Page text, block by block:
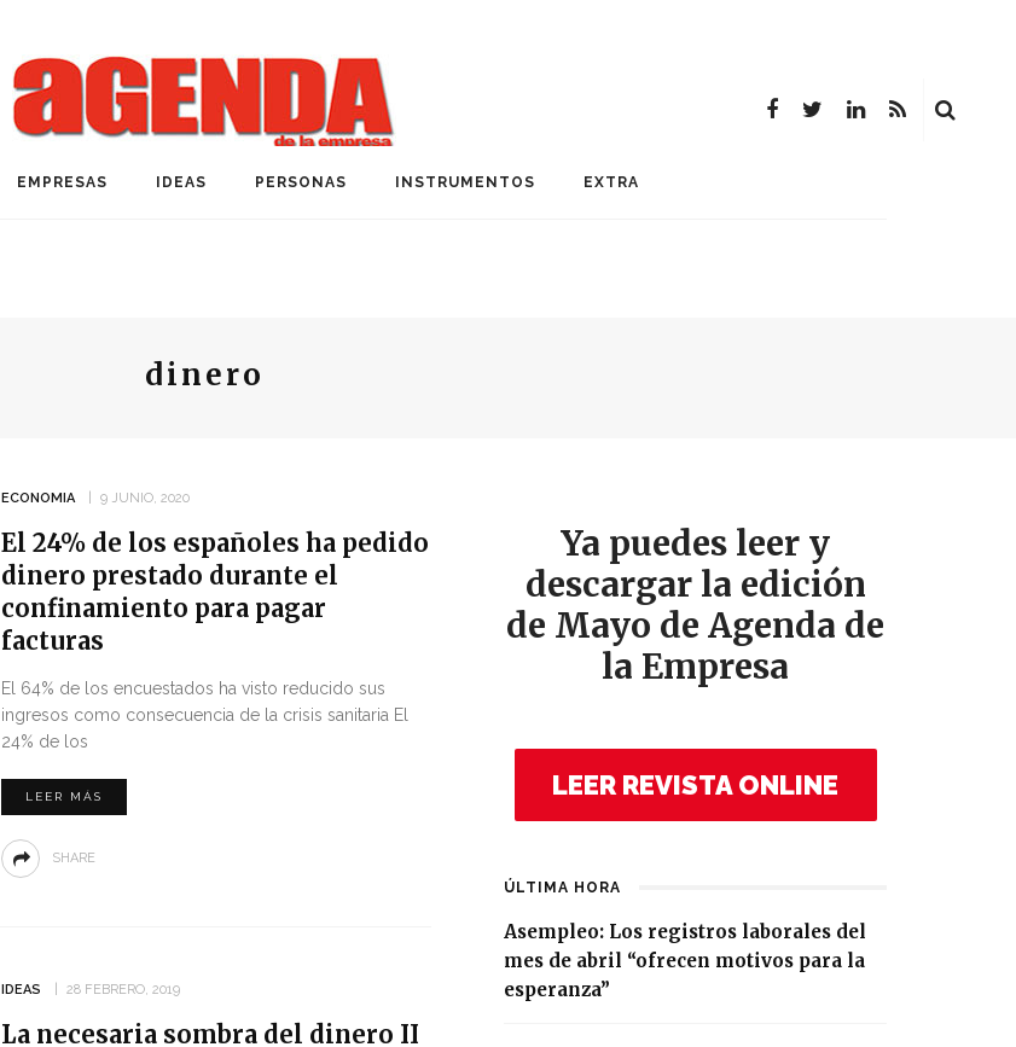
EMPRESAS IDEAS PERSONAS INSTRUMENTOS EXTRA
dinero
ECONOMIA 9 JUNIO, 2020
El 24% de los españoles ha pedido
dinero prestado durante el
confinamiento para pagar
facturas
El 64% de los encuestados ha visto reducido sus
ingresos como consecuencia de la crisis sanitaria El
24% de los
LEER MÁS
SHARE
IDEAS 28 FEBRERO, 2019
La necesaria sombra del dinero II
Ya puedes leer y
descargar la edición
de Mayo de Agenda de
la Empresa
LEER REVISTA ONLINE
ÚLTIMA HORA
Asempleo: Los registros laborales del
mes de abril “ofrecen motivos para la
esperanza”